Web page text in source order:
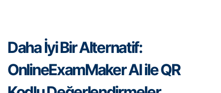
Daha İyi Bir Alternatif:
OnlineExamMaker AI ile QR